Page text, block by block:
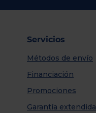
Servicios
Métodos de envío
Financiación
Promociones
Garantía extendida